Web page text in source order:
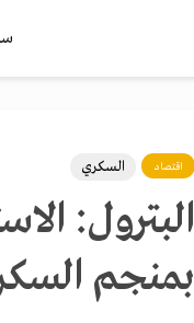
اقتصاد السكري
البترول:
بمنجم